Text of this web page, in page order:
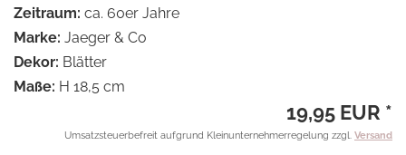
Zeitraum: ca. 60er Jahre
Marke: Jaeger & Co
Dekor: Blätter
Maße: H 18,5 cm
19,95 EUR *
Umsatzsteuerbefreit aufgrund Kleinunternehmerregelung zzgl. Versand